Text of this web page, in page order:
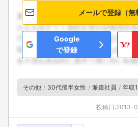
メールで登録（無
Google
で登録
その他 30代後半女性 派遣社員 年収
投稿日:2013-